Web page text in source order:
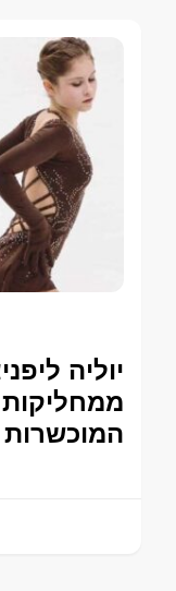
יוליה
ממחליקות
המוכשרות